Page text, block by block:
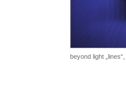
beyond light „lines“,